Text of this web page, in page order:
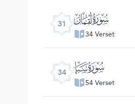
31 ﮫ
34 Verset
34 ﮮ
54 Verset